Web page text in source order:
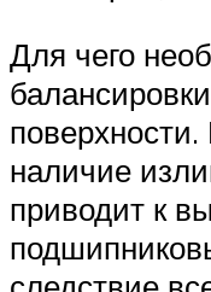
Для чего
наличие
приводит к